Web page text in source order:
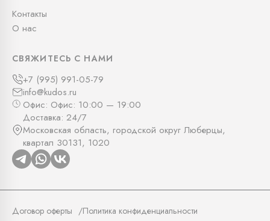
Контакты
О нас
СВЯЖИТЕСЬ С НАМИ
+7 (995) 991-05-79
info@kudos.ru
Офис: Офис: 10:00 — 19:00
Доставка: 24/7
Московская область, городской округ Люберцы,
квартал 30131, 1020
Договор оферты Политика конфиденциальности